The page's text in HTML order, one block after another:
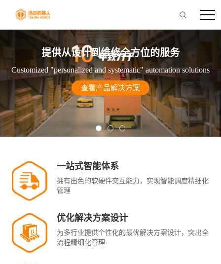
提供从设计到维修全方位的服务
Customized "personalized and systematic" automation solutions
查看产品解决方案
一站式智能体系
拥有出色的软硬件交互能力，实现智能调度精细化
管理
优化解决方案设计
为多行业提供个性化的最优解决方案设计，突出全
流程精细化管理